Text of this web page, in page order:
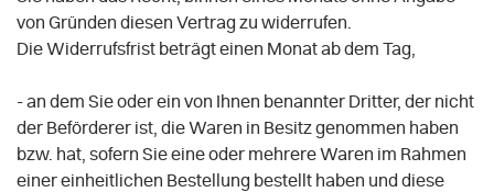
von Gründen diesen Vertrag zu widerrufen.
Die Widerrufsfrist beträgt einen Monat ab dem Tag
- an dem Sie oder ein von Ihnen benannter Dritter, der nicht
der Beförderer ist, die Waren in Besitz genommen haben
bzw. hat, sofern Sie eine oder mehrere Waren im Rahmen
einer einheitlichen Bestellung bestellt haben und diese